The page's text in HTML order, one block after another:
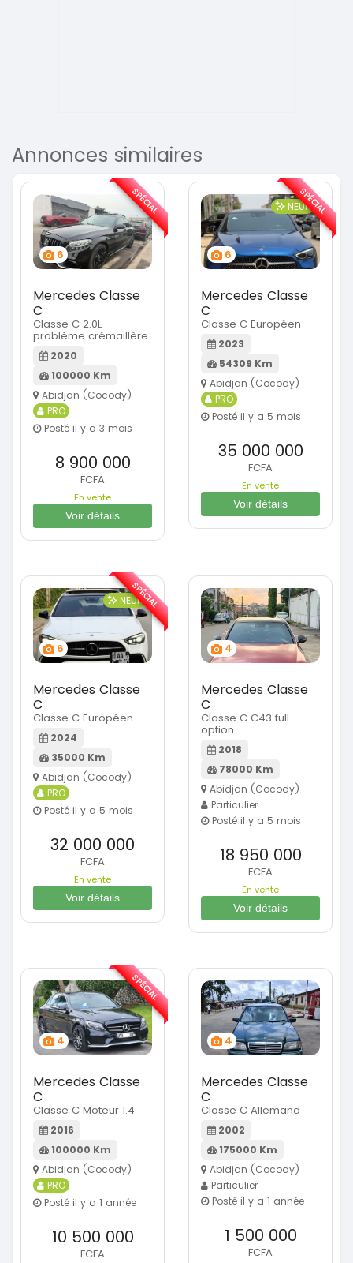
Annonces similaires
6
Mercedes Classe
C
Classe C 2.0L
problème crémaillère
2020
100000 Km
Abidjan (Cocody)
PRO
Posté il y a 3 mois
8 900 000
FCFA
En vente
Voir détails
SPÉCIAL
6
NEUF
Mercedes Classe
C
Classe C Européen
2023
54309 Km
Abidjan (Cocody)
PRO
Posté il y a 5 mois
35 000 000
FCFA
En vente
Voir détails
SPÉCIAL
6
NEUF
Mercedes Classe
C
Classe C Européen
2024
35000 Km
Abidjan (Cocody)
PRO
Posté il y a 5 mois
32 000 000
FCFA
En vente
Voir détails
SPÉCIAL
4
Mercedes Classe
C
Classe C C43 full
option
2018
78000 Km
Abidjan (Cocody)
Particulier
Posté il y a 5 mois
18 950 000
FCFA
En vente
Voir détails
4
Mercedes Classe
C
Classe C Moteur 1.4
2016
100000 Km
Abidjan (Cocody)
PRO
Posté il y a 1 année
10 500 000
FCFA
SPÉCIAL
4
Mercedes Classe
C
Classe C Allemand
2002
175000 Km
Abidjan (Cocody)
Particulier
Posté il y a 1 année
1 500 000
FCFA